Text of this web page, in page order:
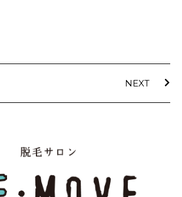
NEXT